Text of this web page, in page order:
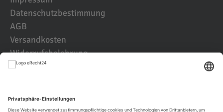
Datenschutzbestimmung
AGB
Versandkosten
Widerrufsbelehrung
Kundenbewertungen